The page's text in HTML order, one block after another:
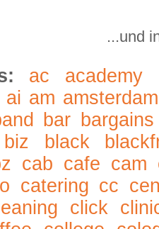
...und
ac academy
ai am amsterdam
bar bargains
biz black
cab cafe cam
catering cc
click